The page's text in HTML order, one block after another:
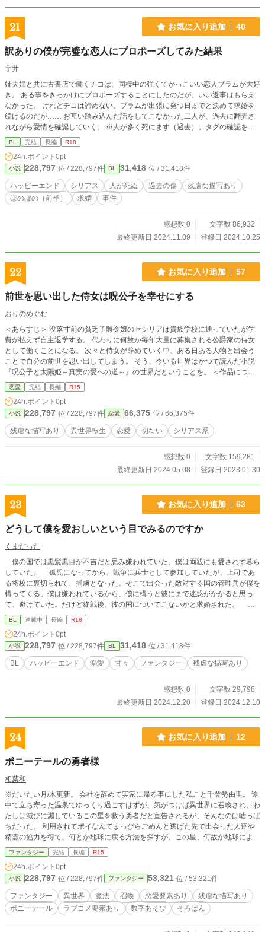
21 お気に入り追加 40
訳ありの僕が完璧な恋人にプロポーズしてみた結果
宇井
姉夫婦と共に古書店で働くチコは、同棲中の強くてかっこいい恋人ブラムが大好
き。 ある事をきっかけにプロポーズすることにしたのだが、いい返事はもらえ
なかった。 けれどチコは諦めない。ブラムが出張に発つ日までと決めて求婚を
続けるのだが…… お互い踏み込んだ話をしてこなかった二人が、過去に翻弄さ
れながら愛情を確認していく。 ※人が多く死にます（過去）。タグの確認をお
願いします。 ※執筆後に年齢などの変更をしたため修正しきれていない箇所が
あると思われます。見つけ次第修正していきます。
BL 完結 長編 R18
24h.ポイント 0pt
小説 228,797 位 / 228,797件 BL 31,418 位 / 31,418件
ハッピーエンド シリアス 人が死ぬ 過去の傷
残虐な描写あり
ほのぼの（前半）
求婚 事件
感想数 0
文字数 86,932
最終更新日 2024.11.09
登録日 2024.10.25
22 お気に入り追加 57
前世を思い出した侍女は呪公子を幸せにする
おりのめぐむ
＜あらすじ＞ 没落寸前の貧乏子爵令嬢のセシリアは貴族学校に通っていたが学
費が払えず自主退学する。 代わりに何故か毎年大量に募集される公爵家の侍女
として働くことになる。 次々と侍女が辞めていく中、ある日ある人物と出会う
ことで自分の前世を思い出してしまう。 そう、今いる世界はかつて読んだ小説
『呪公子と太陽姫～真実の愛への道～』の世界だということを。 ＜作品につい
て＞ ※注：閑話SSは箸休め的なおふざけネタです。シリアス展開が好みの方は
回避ください。 序章は小説の概要で三人称で描いてます。転生する世界観がこ
んなのと前置きみたいなものです。 慣れない三人称（名称書き）で読みにくさ
全開で申し訳ありません。（元々文章自体も上手くないのに） ちょっと悲惨な
表現があるからR-15は保険。他所さんでも掲載中ですが多少構成が異なってま
す。 ♡祝・アルファポリス様お気に入り初二桁台作品♡
恋愛 完結 長編 R15
24h.ポイント 0pt
小説 228,797 位 / 228,797件 恋愛 66,375 位 / 66,375件
残虐な描写あり 異世界転生 恋愛 切ない シリアス系
感想数 0
文字数 159,281
最終更新日 2024.05.08
登録日 2023.01.30
23 お気に入り追加 63
どうして僕を愛おしいという目でみるのですか
くまだった
僕の国では黒髪黒目が不吉だと忌み嫌われていた。僕は両親にも愛されず暮ら
していた。 孤児になってから、戦争に兵士として参加していたが、上司であ
る将校に裏切られて、捕虜となった。そこで出会った敵対する国の管理兵が僕を
構ってくる。僕は嫌われているから、僕に構うと彼にまで迷惑がかかると思っ
て、避けていた。だけど終戦後、彼の国についてこないかと求婚された。 そ
んなに愛おしいなんて目で見ないでください。僕はそんな愛される人間じゃない
のだから。 可愛そうな男の子が、大切にしてくれる人に出会って幸せになる
話です。でも幸せになるまで紆余曲折あります。 主人公が暴力を振るわれた
り、ねずみが死ぬ描写がありますでの、苦手な方は読まないよう気をつけてくだ
さい。
BL 連載中 長編 R18
24h.ポイント 0pt
小説 228,797 位 / 228,797件 BL 31,418 位 / 31,418件
BL ハッピーエンド 溺愛 甘々 ファンタジー 残虐な描写あり
感想数 0
文字数 29,798
最終更新日 2024.12.20
登録日 2024.12.10
24 お気に入り追加 12
ポニーテールの勇者様
相葉和
※だいたい月/木更新。 会社を辞めて実家に帰る事にした私こと千登勢由里。 途
中で立ち寄った温泉でゆっくり過ごすはずが、気がつけば異世界に召喚され、わ
たしは滅びに瀕しているこの星を救う勇者だと宣告されるが、そんなのは嘘っぱ
ちだった。 利用されてポイなんてまっぴらごめんと逃げた先で出会った人達や
精霊の協力を得て、何とか地球に戻る方法を探すが、この星、何故か地球によく
似ていた。 科学よりも魔力が発達しているこの世界が地球なのか異世界なのか
分からない。 しかしこの星の歴史と秘密、滅びの理由を知った私は、星を救う
ために頑張っている人達の力になりたいと考え始めた。 私は別に勇者でもなん
でもなかったけど、そんな私を勇者だと本気で思ってくれる人達と一緒に、この
星を救うために頑張ってみることにした。 ついでにこの星の人達は計算能力が
残念なので、計算能力向上のためにそろばんを普及させてみようと画策してみた
り・・・ そんなわけで私はこの星を救うため、いつのまにやら勇者の印になっ
ファンタジー 完結 長編 R15
24h.ポイント 0pt
小説 228,797 位 / 228,797件 ファンタジー 53,321 位 / 53,321件
ファンタジー 異世界 魔法 召喚 恋愛要素あり
残虐な描写あり
ポニーテール
ラブコメ要素あり 数字あそび そろばん